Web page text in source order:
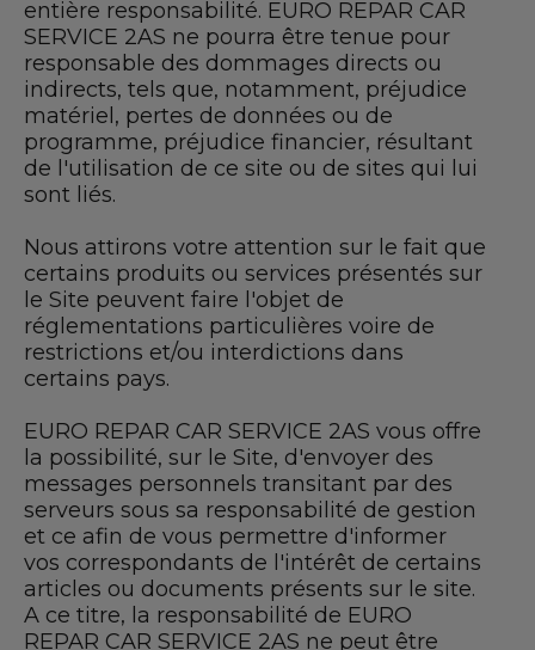
entière responsabilité. EURO REPAR CAR
SERVICE 2AS ne pourra être tenue pour
responsable des dommages directs ou
indirects, tels que, notamment, préjudice
matériel, pertes de données ou de
programme, préjudice financier, résultant
de l'utilisation de ce site ou de sites qui lui
sont liés.
Nous attirons votre attention sur le fait que
certains produits ou services présentés sur
le Site peuvent faire l'objet de
réglementations particulières voire de
restrictions et/ou interdictions dans
certains pays.
EURO REPAR CAR SERVICE 2AS vous offre
la possibilité, sur le Site, d'envoyer des
messages personnels transitant par des
serveurs sous sa responsabilité de gestion
et ce afin de vous permettre d'informer
vos correspondants de l'intérêt de certains
articles ou documents présents sur le site.
A ce titre, la responsabilité de EURO
REPAR CAR SERVICE 2AS ne peut être